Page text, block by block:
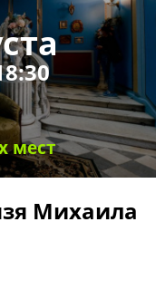
мест
Михаила